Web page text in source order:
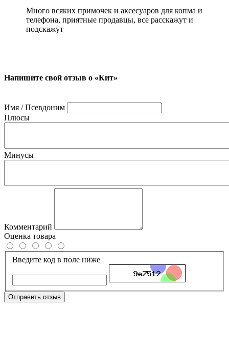
Много всяких примочек и аксесуаров для копма и
телефона, приятные продавцы, все расскажут и
подскажут
Напишите свой отзыв о «Кит»
Имя / Псевдоним
Плюсы
Минусы
Комментарий
Оценка товара
Введите код в поле ниже
Отправить отзыв